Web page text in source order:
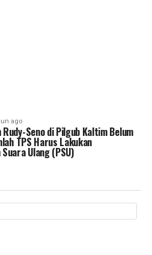
ago
Rudy-Seno di Pilgub Kaltim Belum
TPS Harus Lakukan
Ulang (PSU)